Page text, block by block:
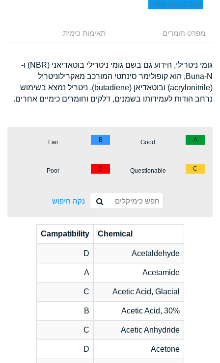
קבל הצעת מחיר
מפרט חומרים תאימות כימית
גומי ניטרילי, הידוע גם בשם גומי ניטרילי בוטאדיאני (NBR) ו-
Buna-N, הוא קופולימר סינתטי המורכב מאקרילוניטריל
(acrylonitrile) ובוטאדיאן (butadiene). ניטריל נמצא בשימוש
נרחב הודות לעמידותו בשמנים, דלקים וחומרים כימיים אחרים.
A
Good
B
Fair
C
Questionable
D
Poor
נקה חיפוש
Chemical
Campatibility
Acetaldehyde
D
Acetamide
A
Acetic Acid, Glacial
C
Acetic Acid, 30%
B
Acetic Anhydride
C
Acetone
D